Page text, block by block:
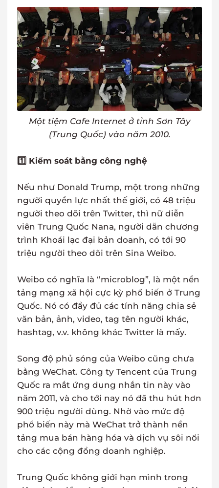
Một tiệm Cafe Internet ở tỉnh Sơn Tây
(Trung Quốc) vào năm 2010.
1️⃣ Kiểm soát bằng công nghệ
Nếu như Donald Trump, một trong những
người quyền lực nhất thế giới, có 48 triệu
người theo dõi trên Twitter, thì nữ diễn
viên Trung Quốc Nana, người dẫn chương
trình Khoái lạc đại bản doanh, có tới 90
triệu người theo dõi trên Sina Weibo.
Weibo có nghĩa là “microblog”, là một nền
tảng mạng xã hội cực kỳ phổ biến ở Trung
Quốc. Nó có đầy đủ các tính năng chia sẻ
văn bản, ảnh, video, tag tên người khác,
hashtag, v.v. không khác Twitter là mấy.
Song độ phủ sóng của Weibo cũng chưa
bằng WeChat. Công ty Tencent của Trung
Quốc ra mắt ứng dụng nhắn tin này vào
năm 2011, và cho tới nay nó đã thu hút hơn
900 triệu người dùng. Nhờ vào mức độ
phổ biến này mà WeChat trở thành nền
tảng mua bán hàng hóa và dịch vụ sôi nổi
cho các cộng đồng doanh nghiệp.
Trung Quốc không giới hạn mình trong